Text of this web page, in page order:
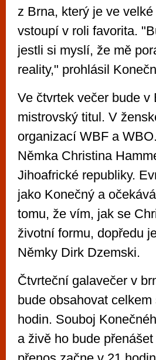
z Brna, který je ve
vstoupí v roli favorita.
jestli si myslí, že mě
reality," prohlásil
Ve čtvrtek večer bude
mistrovský titul. V
organizací WBF a
Němka Christina
Jihoafrické republiky.
jako Konečný a
tomu, že vím, jak se
životní formu, dopředu
Němky Dirk Dzemski.
Čtvrteční galavečer v
bude obsahovat
hodin. Souboj
a živě ho bude